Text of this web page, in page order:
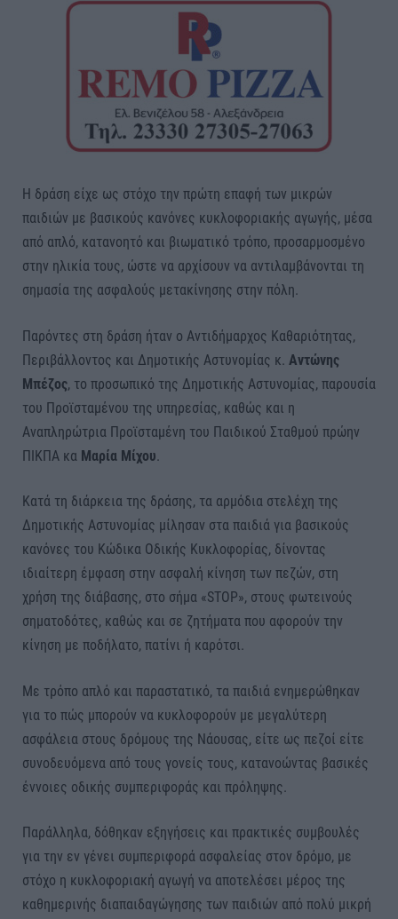
Η δράση είχε ως στόχο την πρώτη επαφή των μικρών
παιδιών με βασικούς κανόνες κυκλοφοριακής αγωγής, μέσα
από απλό, κατανοητό και βιωματικό τρόπο, προσαρμοσμένο
στην ηλικία τους, ώστε να αρχίσουν να αντιλαμβάνονται τη
σημασία της ασφαλούς μετακίνησης στην πόλη.
Παρόντες στη δράση ήταν ο Αντιδήμαρχος Καθαριότητας,
Περιβάλλοντος και Δημοτικής Αστυνομίας κ. Αντώνης
Μπέζος, το προσωπικό της Δημοτικής Αστυνομίας, παρουσία
του Προϊσταμένου της υπηρεσίας, καθώς και η
Αναπληρώτρια Προϊσταμένη του Παιδικού Σταθμού πρώην
ΠΙΚΠΑ κα Μαρία Μίχου.
Κατά τη διάρκεια της δράσης, τα αρμόδια στελέχη της
Δημοτικής Αστυνομίας μίλησαν στα παιδιά για βασικούς
κανόνες του Κώδικα Οδικής Κυκλοφορίας, δίνοντας
ιδιαίτερη έμφαση στην ασφαλή κίνηση των πεζών, στη
χρήση της διάβασης, στο σήμα «STOP», στους φωτεινούς
σηματοδότες, καθώς και σε ζητήματα που αφορούν την
κίνηση με ποδήλατο, πατίνι ή καρότσι.
Με τρόπο απλό και παραστατικό, τα παιδιά ενημερώθηκαν
για το πώς μπορούν να κυκλοφορούν με μεγαλύτερη
ασφάλεια στους δρόμους της Νάουσας, είτε ως πεζοί είτε
συνοδευόμενα από τους γονείς τους, κατανοώντας βασικές
έννοιες οδικής συμπεριφοράς και πρόληψης.
Παράλληλα, δόθηκαν εξηγήσεις και πρακτικές συμβουλές
για την εν γένει συμπεριφορά ασφαλείας στον δρόμο, με
στόχο η κυκλοφοριακή αγωγή να αποτελέσει μέρος της
καθημερινής διαπαιδαγώγησης των παιδιών από πολύ μικρή